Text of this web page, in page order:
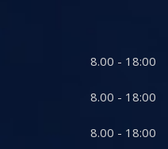
8.00 - 18:00
8.00 - 18:00
8.00 - 18:00